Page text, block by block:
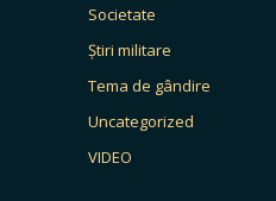
Societate
Știri militare
Tema de gândire
Uncategorized
VIDEO